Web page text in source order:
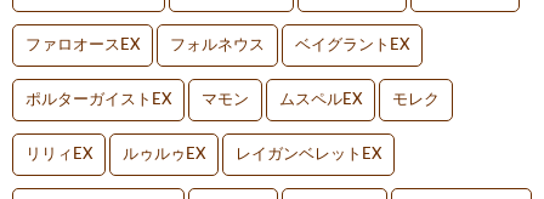
ファロオースEX フォルネウス ベイグラントEX
ポルターガイストEX マモン ムスペルEX モレク
リリィEX ルゥルゥEX レイガンベレットEX